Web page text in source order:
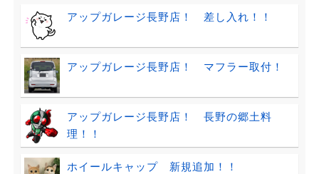
アップガレージ長野店！ 差し入れ！！
アップガレージ長野店！ マフラー取付！
アップガレージ長野店！ 長野の郷土料
理！！
ホイールキャップ 新規追加！！